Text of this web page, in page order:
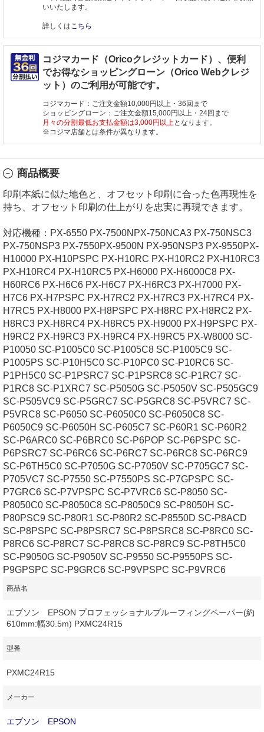
いいたします。
詳しくはこちら
コジマカード（Oricoクレジットカード）、便利
でお得なショッピングローン（Orico Webクレジ
ット）のご利用が可能です。
コジマカード：ご注文金額10,000円以上・36回まで
ショッピングローン：ご注文金額15,000円以上・24回まで
月々の分割最低お支払金額は3,000円以上となります。
※コジマ店舗とは条件が異なります。
商品概要
印刷本紙に似た地色と、オフセット印刷に合った色再現性を
持ち、オフセット印刷の仕上がりを忠実に再現できます。
対応機種：PX-6550 PX-7500NPX-750NCA3 PX-750NSC3
PX-750NSP3 PX-7550PX-9500N PX-950NSP3 PX-9550PX-
H10000 PX-H10PSPC PX-H10RC PX-H10RC2 PX-H10RC3
PX-H10RC4 PX-H10RC5 PX-H6000 PX-H6000C8 PX-
H60RC6 PX-H6C6 PX-H6C7 PX-H6RC3 PX-H7000 PX-
H7C6 PX-H7PSPC PX-H7RC2 PX-H7RC3 PX-H7RC4 PX-
H7RC5 PX-H8000 PX-H8PSPC PX-H8RC PX-H8RC2 PX-
H8RC3 PX-H8RC4 PX-H8RC5 PX-H9000 PX-H9PSPC PX-
H9RC2 PX-H9RC3 PX-H9RC4 PX-H9RC5 PX-W8000 SC-
P10050 SC-P1005C0 SC-P1005C8 SC-P1005C9 SC-
P1005PS SC-P10H5C0 SC-P10PC0 SC-P10RC6 SC-
P1PH5C0 SC-P1PSRC7 SC-P1PSRC8 SC-P1RC7 SC-
P1RC8 SC-P1XRC7 SC-P5050G SC-P5050V SC-P505GC9
SC-P505VC9 SC-P5GRC7 SC-P5GRC8 SC-P5VRC7 SC-
P5VRC8 SC-P6050 SC-P6050C0 SC-P6050C8 SC-
P6050C9 SC-P6050H SC-P605C7 SC-P60R1 SC-P60R2
SC-P6ARC0 SC-P6BRC0 SC-P6POP SC-P6PSPC SC-
P6PSRC7 SC-P6RC6 SC-P6RC7 SC-P6RC8 SC-P6RC9
SC-P6TH5C0 SC-P7050G SC-P7050V SC-P705GC7 SC-
P705VC7 SC-P7550 SC-P7550PS SC-P7GPSPC SC-
P7GRC6 SC-P7VPSPC SC-P7VRC6 SC-P8050 SC-
P8050C0 SC-P8050C8 SC-P8050C9 SC-P8050H SC-
P80PSC9 SC-P80R1 SC-P80R2 SC-P8550D SC-P8ACD
SC-P8PSPC SC-P8PSRC7 SC-P8PSRC8 SC-P8RC0 SC-
P8RC6 SC-P8RC7 SC-P8RC8 SC-P8RC9 SC-P8TH5C0
SC-P9050G SC-P9050V SC-P9550 SC-P9550PS SC-
P9GPSPC SC-P9GRC6 SC-P9VPSPC SC-P9VRC6
商品名
エプソン EPSON プロフェッショナルプルーフィングペーパー(約
610mm:幅30.5m) PXMC24R15
型番
PXMC24R15
メーカー
エプソン EPSON